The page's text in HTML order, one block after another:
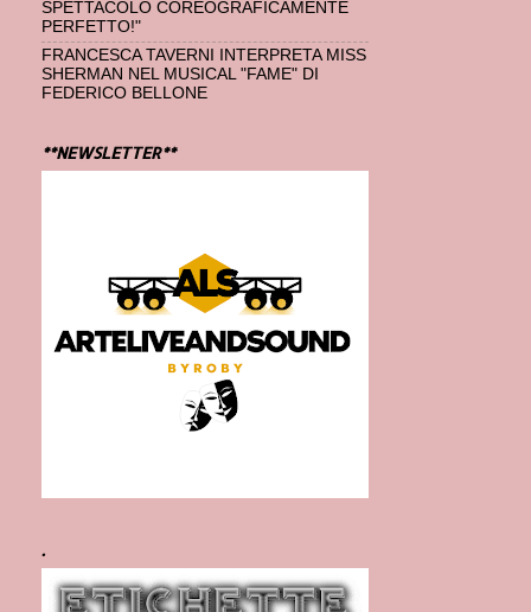
SPETTACOLO COREOGRAFICAMENTE
PERFETTO!"
FRANCESCA TAVERNI INTERPRETA MISS
SHERMAN NEL MUSICAL "FAME" DI
FEDERICO BELLONE
**NEWSLETTER**
.